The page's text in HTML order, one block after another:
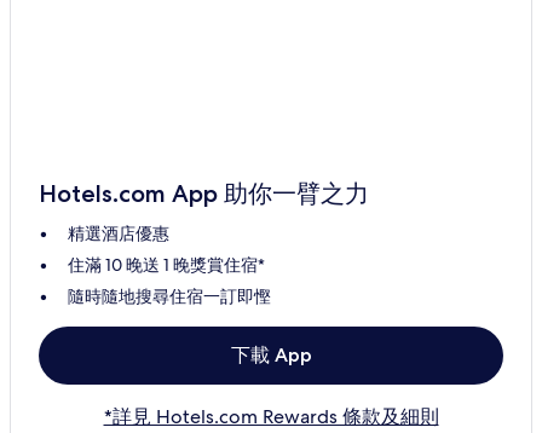
Hotels.com App 助你一臂之力
精選酒店優惠
住滿 10 晚送 1 晚獎賞住宿*
隨時隨地搜尋住宿一訂即慳
下載 App
*詳見 Hotels.com Rewards 條款及細則